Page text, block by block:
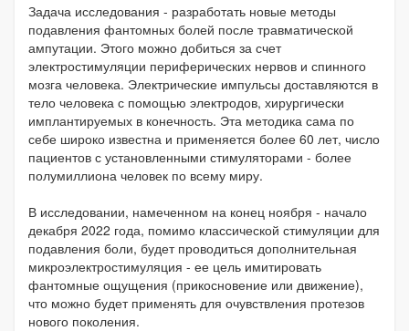
Задача исследования - разработать новые методы
подавления фантомных болей после травматической
ампутации. Этого можно добиться за счет
электростимуляции периферических нервов и спинного
мозга человека. Электрические импульсы доставляются в
тело человека с помощью электродов, хирургически
имплантируемых в конечность. Эта методика сама по
себе широко известна и применяется более 60 лет, число
пациентов с установленными стимуляторами - более
полумиллиона человек по всему миру.
В исследовании, намеченном на конец ноября - начало
декабря 2022 года, помимо классической стимуляции для
подавления боли, будет проводиться дополнительная
микроэлектростимуляция - ее цель имитировать
фантомные ощущения (прикосновение или движение),
что можно будет применять для очувствления протезов
нового поколения.